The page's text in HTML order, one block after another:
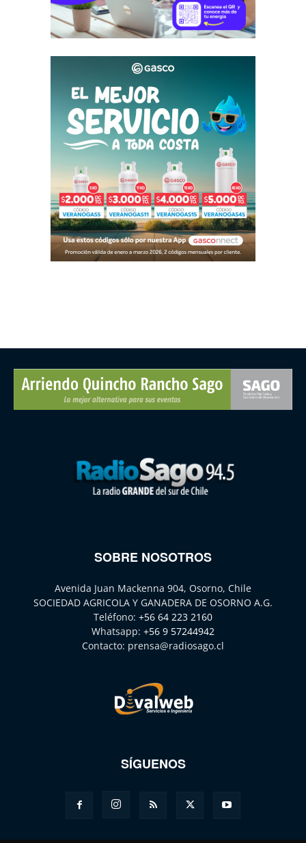
SOBRE NOSOTROS
Avenida Juan Mackenna 904, Osorno, Chile
SOCIEDAD AGRICOLA Y GANADERA DE OSORNO A.G.
Teléfono: +56 64 223 2160
Whatsapp: +56 9 57244942
Contacto: prensa@radiosago.cl
SÍGUENOS